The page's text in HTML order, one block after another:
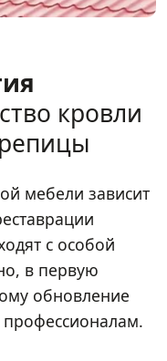
кровли
мебели зависит
с особой
в первую
обновление